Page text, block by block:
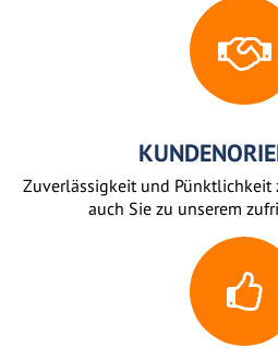
Zuverlässigkeit und Pünktlichkeit
auch Sie zu unserem